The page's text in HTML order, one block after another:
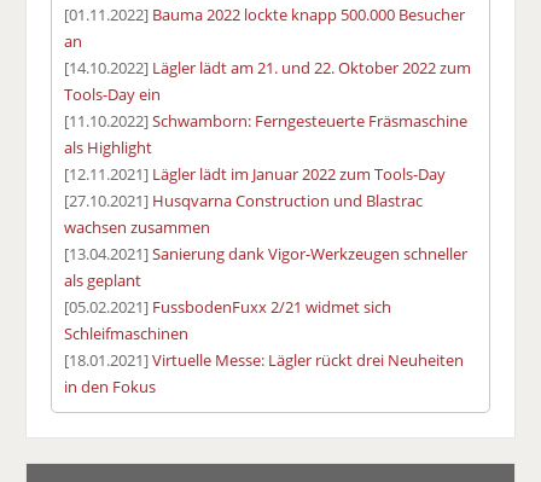
[01.11.2022] Bauma 2022 lockte knapp 500.000 Besucher
an
[14.10.2022] Lägler lädt am 21. und 22. Oktober 2022 zum
Tools-Day ein
[11.10.2022]Schwamborn: Ferngesteuerte Fräsmaschine
als Highlight
[12.11.2021] Lägler lädt im Januar 2022 zum Tools-Day
[27.10.2021] Husqvarna Construction und Blastrac
wachsen zusammen
[13.04.2021]Sanierung dank Vigor-Werkzeugen schneller
als geplant
[05.02.2021] FussbodenFuxx 2/21 widmet sich
Schleifmaschinen
[18.01.2021]Virtuelle Messe: Lägler rückt drei Neuheiten
in den Fokus